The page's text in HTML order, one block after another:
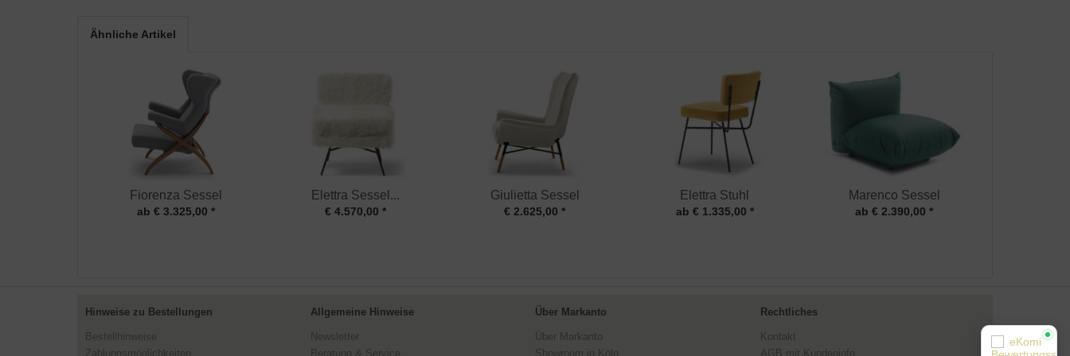
Ähnliche Artikel
Fiorenza Sessel
ab € 3.325,00 *
Elettra Sessel...
€ 4.570,00 *
Giulietta Sessel
€ 2.625,00 *
Elettra Stuhl
ab € 1.335,00 *
Marenco Sessel
ab € 2.390,00 *
Hinweise zu Bestellungen
Bestellhinweise
Zahlungsmöglichkeiten
Allgemeine Hinweise
Newsletter
Beratung & Service
Über Markanto
Über Markanto
Showroom in Köln
Rechtliches
Kontakt
AGB mit Kundeninfo